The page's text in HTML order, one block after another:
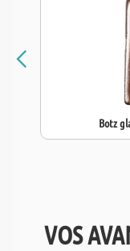
Botz
VOS